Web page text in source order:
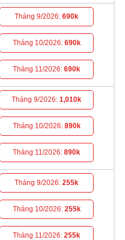
Tháng 9/2026:690k
Tháng 10/2026: 690k
Tháng 11/2026:690k
Tháng 9/2026:1,010k
Tháng 10/2026: 890k
Tháng 11/2026:890k
Tháng 9/2026:255k
Tháng 10/2026: 255k
Tháng 11/2026:255k